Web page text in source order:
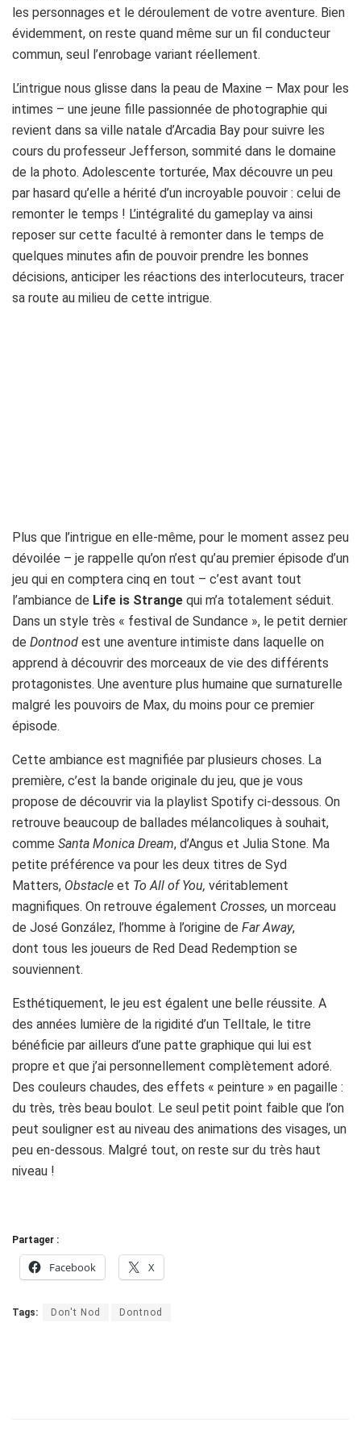
les personnages et le déroulement de votre aventure. Bien
évidemment, on reste quand même sur un fil conducteur
commun, seul l’enrobage variant réellement.
L’intrigue nous glisse dans la peau de Maxine – Max pour les
intimes – une jeune fille passionnée de photographie qui
revient dans sa ville natale d’Arcadia Bay pour suivre les
cours du professeur Jefferson, sommité dans le domaine
de la photo. Adolescente torturée, Max découvre un peu
par hasard qu’elle a hérité d’un incroyable pouvoir : celui de
remonter le temps ! L’intégralité du gameplay va ainsi
reposer sur cette faculté à remonter dans le temps de
quelques minutes afin de pouvoir prendre les bonnes
décisions, anticiper les réactions des interlocuteurs, tracer
sa route au milieu de cette intrigue.
Plus que l’intrigue en elle-même, pour le moment assez peu
dévoilée – je rappelle qu’on n’est qu’au premier épisode d’un
jeu qui en comptera cinq en tout – c’est avant tout
l’ambiance de Life is Strange qui m’a totalement séduit.
Dans un style très « festival de Sundance », le petit dernier
de Dontnod est une aventure intimiste dans laquelle on
apprend à découvrir des morceaux de vie des différents
protagonistes. Une aventure plus humaine que surnaturelle
malgré les pouvoirs de Max, du moins pour ce premier
épisode.
Cette ambiance est magnifiée par plusieurs choses. La
première, c’est la bande originale du jeu, que je vous
propose de découvrir via la playlist Spotify ci-dessous. On
retrouve beaucoup de ballades mélancoliques à souhait,
comme Santa Monica Dream, d’Angus et Julia Stone. Ma
petite préférence va pour les deux titres de Syd
Matters, Obstacle et To All of You, véritablement
magnifiques. On retrouve également Crosses, un morceau
de José González, l’homme à l’origine de Far Away,
dont tous les joueurs de Red Dead Redemption se
souviennent.
Esthétiquement, le jeu est égalent une belle réussite. A
des années lumière de la rigidité d’un Telltale, le titre
bénéficie par ailleurs d’une patte graphique qui lui est
propre et que j’ai personnellement complètement adoré.
Des couleurs chaudes, des effets « peinture » en pagaille :
du très, très beau boulot. Le seul petit point faible que l’on
peut souligner est au niveau des animations des visages, un
peu en-dessous. Malgré tout, on reste sur du très haut
niveau !
Partager :
Facebook X
Tags: Don't Nod Dontnod